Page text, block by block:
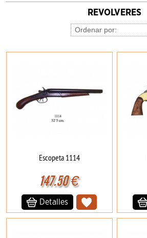
REVOLVERES
Escopeta 1114
147.50€
Detalles